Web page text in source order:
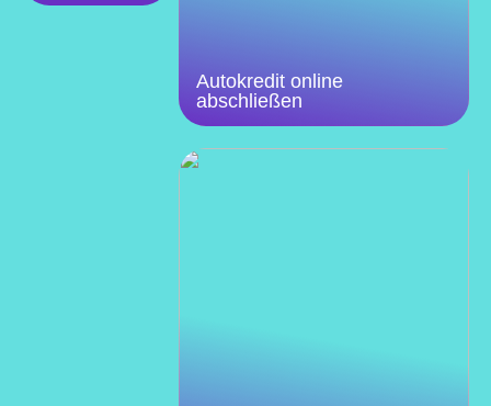
Autokredit online
abschließen